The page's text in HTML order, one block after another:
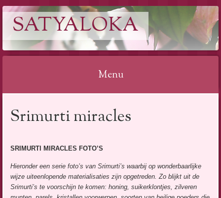
SATYALOKA
Menu
naar
Srimurti miracles
SRIMURTI MIRACLES FOTO’S
Hieronder een serie foto’s van Srimurti’s waarbij op wonderbaarlijke
wijze uiteenlopende materialisaties zijn opgetreden. Zo blijkt uit de
Srimurti’s te voorschijn te komen: honing, suikerklontjes, zilveren